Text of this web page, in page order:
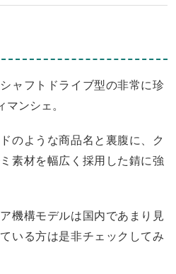
ャフトドライブ型の非常に珍
ンシェ。
のような商品名と裏腹に、ク
素材を幅広く採用した錆に強
機構モデルは国内であまり見
いる方は是非チェックしてみ